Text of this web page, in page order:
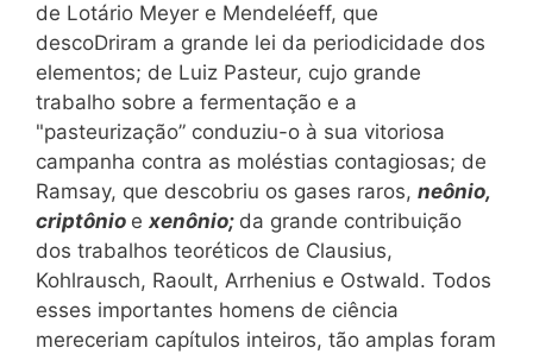
de Lotário Meyer e Mendeléeff, que
descoDriram a grande lei da periodicidade dos
elementos; de Luiz Pasteur, cujo grande
trabalho sobre a fermentação e a
"pasteurização” conduziu-o à sua vitoriosa
campanha contra as moléstias contagiosas; de
Ramsay, que descobriu os gases raros, neônio,
criptônio e xenônio; da grande contribuição
dos trabalhos teoréticos de Clausius,
Kohlrausch, Raoult, Arrhenius e Ostwald. Todos
esses importantes homens de ciência
mereceriam capítulos inteiros, tão amplas foram